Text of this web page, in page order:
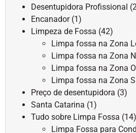
Desentupidora Profissional
Encanador(1)
Limpeza de Fossa (42)
Limpa fossa na Zona
Limpa fossa na Zona
Limpa fossa na Zona
Limpa fossa na Zona
Preço de desentupidora (3)
Santa Catarina (1)
Tudo sobre Limpa Fossa (14)
Limpa Fossa para